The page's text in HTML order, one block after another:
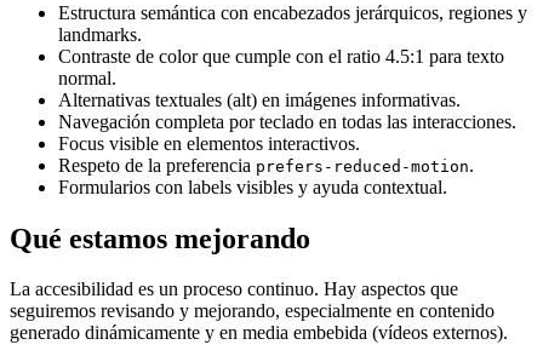
Estructura semántica con encabezados jerárquicos, regiones y
landmarks.
Contraste de color que cumple con el ratio 4.5:1 para texto
normal.
Alternativas textuales (alt) en imágenes informativas.
Navegación completa por teclado en todas las interacciones.
Focus visible en elementos interactivos.
Respeto de la preferencia prefers-reduced-motion.
Formularios con labels visibles y ayuda contextual.
Qué estamos mejorando
La accesibilidad es un proceso continuo. Hay aspectos que
seguiremos revisando y mejorando, especialmente en contenido
generado dinámicamente y en media embebida (vídeos externos).